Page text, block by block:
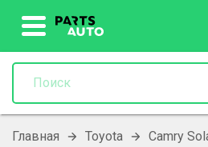
Главная Toyota
Camry